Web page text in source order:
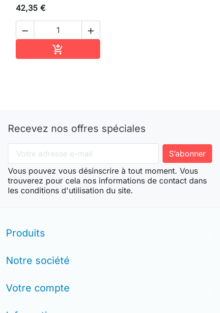
42,35 €
 

Recevez nos offres spéciales
Vous pouvez vous désinscrire à tout moment. Vous
trouverez pour cela nos informations de contact dans
les conditions d'utilisation du site.
Produits
Notre société
Votre compte